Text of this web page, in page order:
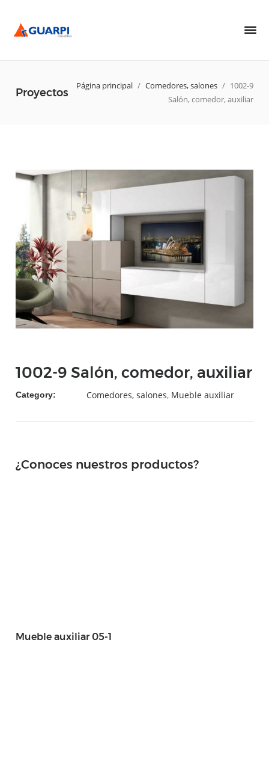
Proyectos
Página principal / Comedores, salones / 1002-9
Salón, comedor, auxiliar
1002-9 Salón, comedor, auxiliar
Category: Comedores, salones, Mueble auxiliar
¿Conoces nuestros productos?
Mueble auxiliar 05-1